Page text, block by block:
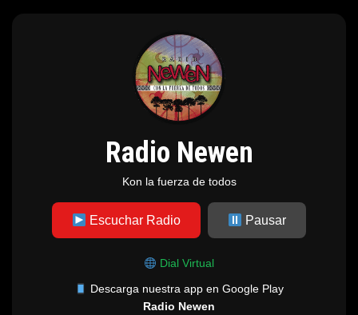
Radio Newen
Kon la fuerza de todos
Escuchar Radio Pausar
Dial Virtual
Descarga nuestra app en Google Play
Radio Newen